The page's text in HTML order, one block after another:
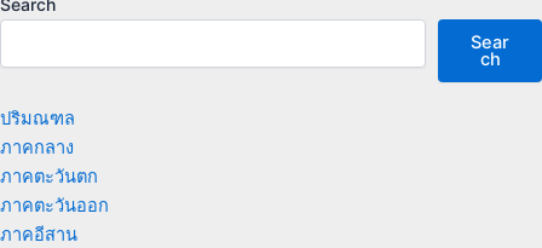
Sear
ch
ปริมณฑล
ภาคกลาง
ภาคตะวันตก
ภาคตะวันออก
ภาคอีสาน